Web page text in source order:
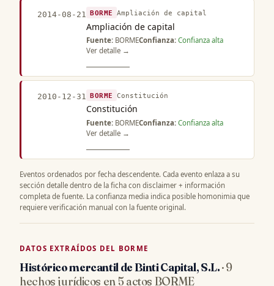
2014-08-21 BORME Ampliación de capital
Ampliación de capital
Fuente: BORMEConfianza: Confianza alta
Ver detalle →
2010-12-31 BORME Constitución
Constitución
Fuente: BORMEConfianza: Confianza alta
Ver detalle →
Eventos ordenados por fecha descendente. Cada evento enlaza a su
sección detalle dentro de la ficha con disclaimer + información
completa de fuente. La confianza media indica posible homonimia que
requiere verificación manual con la fuente original.
DATOS EXTRAÍDOS DEL BORME
Histórico mercantil de Binti Capital, S.L.· 9
hechos jurídicos en 5 actos BORME